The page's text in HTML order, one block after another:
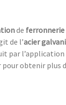
de ferronnerie
de l’acier
par l’application
pour obtenir plus